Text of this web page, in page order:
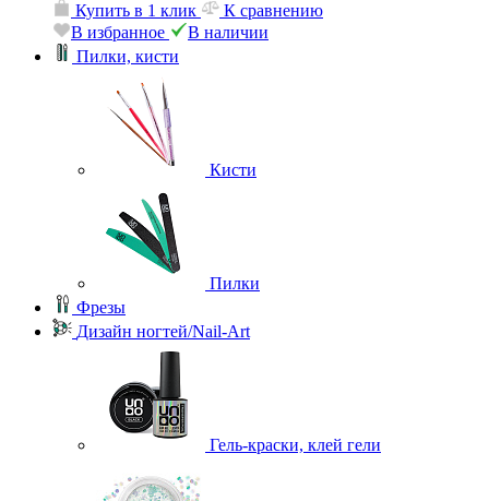
Купить в 1 клик
К сравнению
В избранное
В наличии
Пилки, кисти
Кисти
Пилки
Фрезы
Дизайн ногтей/Nail-Art
Гель-краски, клей гели